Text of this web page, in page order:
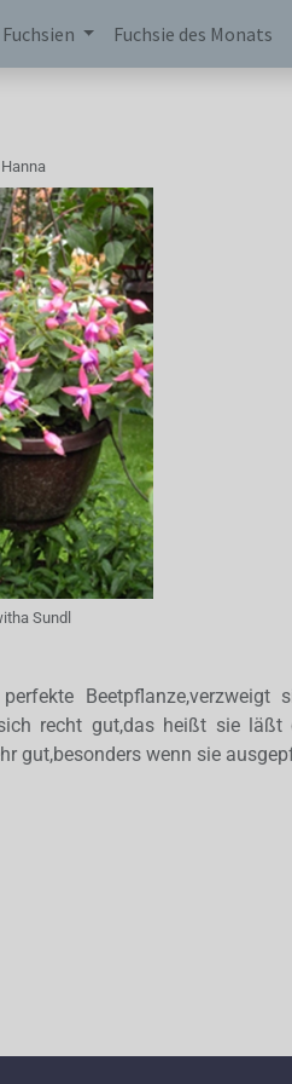
Fuchsien Fuchsie des Monats
Sundl
Beetpflanze,verzweigt
recht gut,das heißt sie läßt
gut,besonders wenn sie